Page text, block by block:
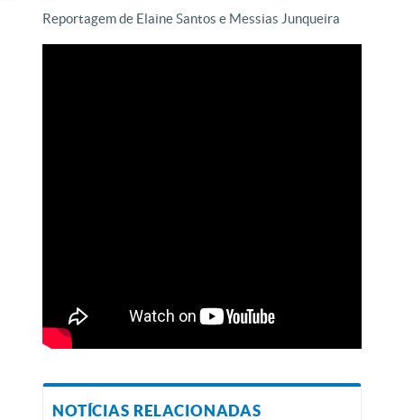
Reportagem de Elaine Santos e Messias Junqueira
NOTÍCIAS RELACIONADAS